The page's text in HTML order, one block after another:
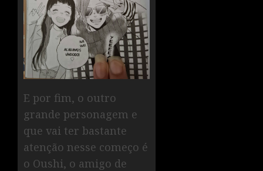
E por fim, o outro
grande personagem e
que vai ter bastante
atenção nesse começo é
o Oushi, o amigo de